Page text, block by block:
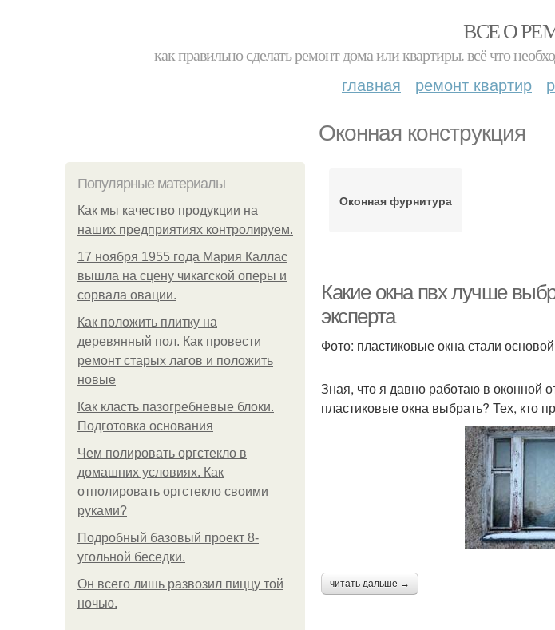
ВСЕ О
как правильно сделать ремонт дома или квартиры. всё что
главная ремонт квартир
Оконная конструкция
Популярные материалы
Как мы качество продукции на
наших предприятиях контролируем.
17 ноября 1955 года Мария Каллас
вышла на сцену чикагской оперы и
сорвала овации.
Как положить плитку на
деревянный пол. Как провести
ремонт старых лагов и положить
новые
Как класть пазогребневые блоки.
Подготовка основания
Чем полировать оргстекло в
домашних условиях. Как
отполировать оргстекло своими
руками?
Подробный базовый проект 8-
угольной беседки.
Он всего лишь развозил пиццу той
ночью.
Оконная фурнитура
Какие окна пвх лучше
эксперта
Фото: пластиковые окна стали
Зная, что я давно работаю в оконной
пластиковые окна выбрать? Тех, кто
читать дальше →